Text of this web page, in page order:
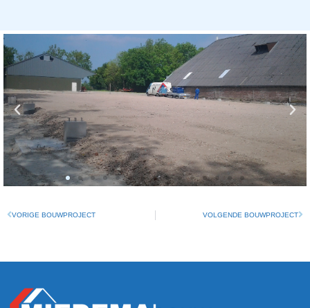
VORIGE BOUWPROJECT VOLGENDE BOUWPROJECT